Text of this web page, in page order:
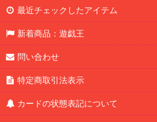
最近チェックしたアイテム
新着商品：遊戯王
問い合わせ
特定商取引法表示
カードの状態表記について